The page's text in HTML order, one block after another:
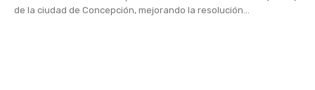
de la ciudad de Concepción, mejorando la resolución...